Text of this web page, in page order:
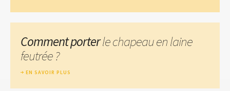
Comment porterle chapeau en laine
feutrée ?
EN SAVOIR PLUS